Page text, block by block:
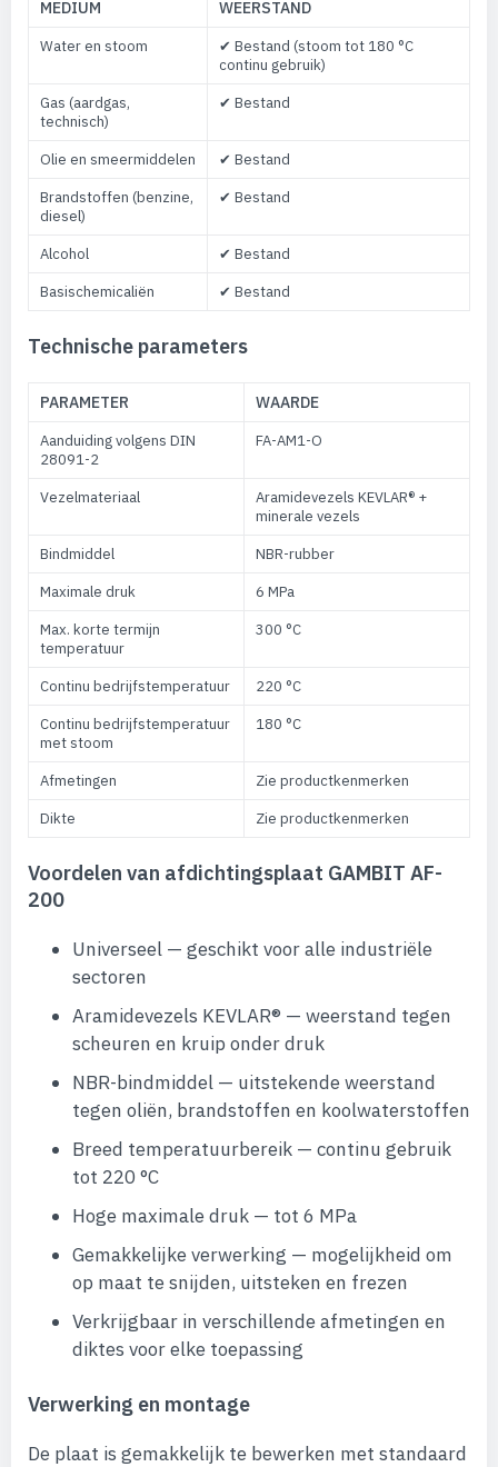
MEDIUM WEERSTAND
Water en stoom
✔ Bestand (stoom tot 180 °C
continu gebruik)
Gas (aardgas,
technisch)
✔ Bestand
Olie en smeermiddelen
✔ Bestand
Brandstoffen (benzine,
diesel)
✔ Bestand
Alcohol
✔ Bestand
Basischemicaliën
✔ Bestand
Technische parameters
PARAMETER WAARDE
Aanduiding volgens DIN
28091-2
FA-AM1-O
Vezelmateriaal
Aramidevezels KEVLAR® +
minerale vezels
Bindmiddel
NBR-rubber
Maximale druk
6 MPa
Max. korte termijn
temperatuur
300 °C
Continu bedrijfstemperatuur
220 °C
Continu bedrijfstemperatuur
met stoom
180 °C
Afmetingen
Zie productkenmerken
Dikte
Zie productkenmerken
Voordelen van afdichtingsplaat GAMBIT AF-
200
Universeel — geschikt voor alle industriële
sectoren
Aramidevezels KEVLAR® — weerstand tegen
scheuren en kruip onder druk
NBR-bindmiddel — uitstekende weerstand
tegen oliën, brandstoffen en koolwaterstoffen
Breed temperatuurbereik — continu gebruik
tot 220 °C
Hoge maximale druk — tot 6 MPa
Gemakkelijke verwerking — mogelijkheid om
op maat te snijden, uitsteken en frezen
Verkrijgbaar in verschillende afmetingen en
diktes voor elke toepassing
Verwerking en montage
De plaat is gemakkelijk te bewerken met standaard